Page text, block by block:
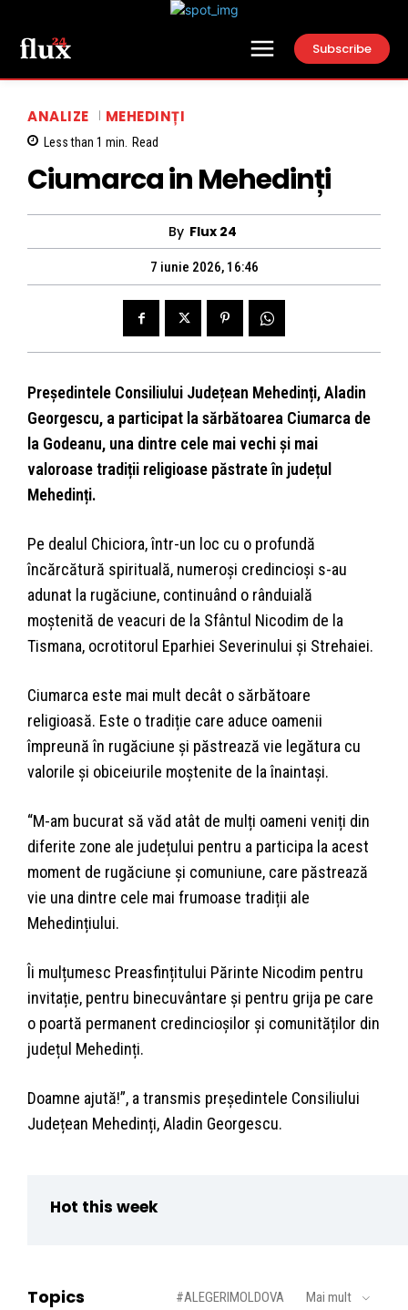
Subscribe
ANALIZE MEHEDINȚI
Less than 1 min. Read
Ciumarca in Mehedinți
By Flux 24
7 iunie 2026, 16:46
Președintele Consiliului Județean Mehedinți, Aladin
Georgescu, a participat la sărbătoarea Ciumarca de
la Godeanu, una dintre cele mai vechi și mai
valoroase tradiții religioase păstrate în județul
Mehedinți.
Pe dealul Chiciora, într-un loc cu o profundă
încărcătură spirituală, numeroși credincioși s-au
adunat la rugăciune, continuând o rânduială
moștenită de veacuri de la Sfântul Nicodim de la
Tismana, ocrotitorul Eparhiei Severinului și Strehaiei.
Ciumarca este mai mult decât o sărbătoare
religioasă. Este o tradiție care aduce oamenii
împreună în rugăciune și păstrează vie legătura cu
valorile și obiceiurile moștenite de la înaintași.
“M-am bucurat să văd atât de mulți oameni veniți din
diferite zone ale județului pentru a participa la acest
moment de rugăciune și comuniune, care păstrează
vie una dintre cele mai frumoase tradiții ale
Mehedințiului.
Îi mulțumesc Preasfințitului Părinte Nicodim pentru
invitație, pentru binecuvântare și pentru grija pe care
o poartă permanent credincioșilor și comunităților din
județul Mehedinți.
Doamne ajută!”, a transmis președintele Consiliului
Județean Mehedinți, Aladin Georgescu.
Hot this week
Topics #ALEGERIMOLDOVA Mai mult